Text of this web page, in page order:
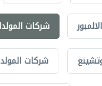
شركات
شركات